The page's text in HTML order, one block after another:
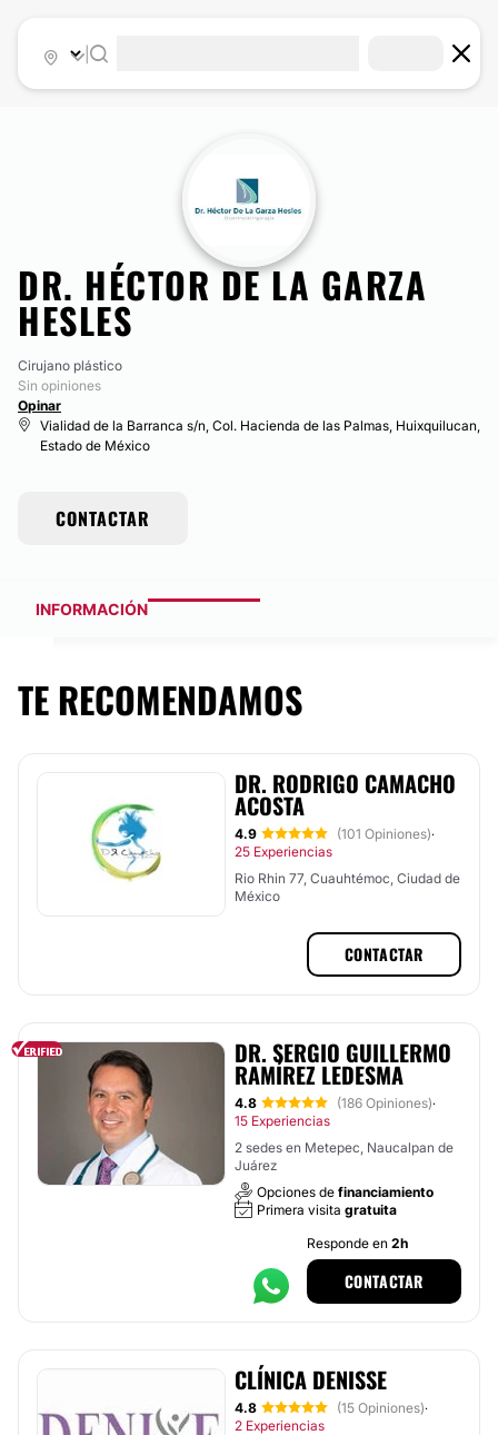
DR. HÉCTOR DE LA GARZA
HESLES
Cirujano plástico
Sin opiniones
Opinar
Vialidad de la Barranca s/n, Col. Hacienda de las Palmas, Huixquilucan,
Estado de México
CONTACTAR
INFORMACIÓN
TE RECOMENDAMOS
DR. RODRIGO CAMACHO
ACOSTA
4.9 (101 Opiniones)·
25 Experiencias
Rio Rhin 77, Cuauhtémoc, Ciudad de
México
CONTACTAR
DR. SERGIO GUILLERMO
RAMÍREZ LEDESMA
4.8 (186 Opiniones)·
15 Experiencias
2 sedes en Metepec, Naucalpan de
Juárez
Opciones de financiamiento
Primera visita gratuita
Responde en 2h
CONTACTAR
CLÍNICA DENISSE
4.8 (15 Opiniones)·
2 Experiencias